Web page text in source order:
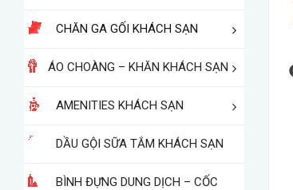
CHĂN GA GỐI KHÁCH SẠN
ÁO CHOÀNG – KHĂN KHÁCH SẠN
AMENITIES KHÁCH SẠN
DẦU GỘI SỮA TẮM KHÁCH SẠN
BÌNH ĐỰNG DUNG DỊCH – CỐC